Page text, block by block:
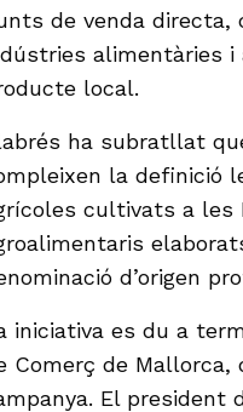
de venda directa,
alimentàries
local.
ha subratllat
la definició
cultivats a les
d’origen
iniciativa es du a
Comerç de
El president